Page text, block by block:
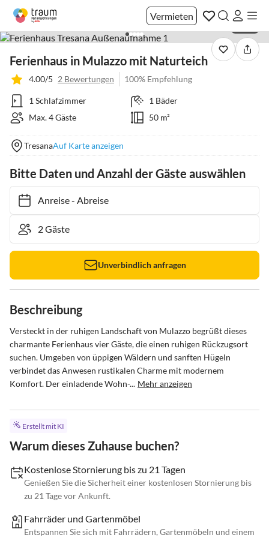
Vermieten
Ferienhaus in Mulazzo mit Naturteich
4.00/5 2 Bewertungen 100% Empfehlung
1 Schlafzimmer
1 Bäder
Max. 4 Gäste
50 m²
TresanaAuf Karte anzeigen
Bitte Daten und Anzahl der Gäste auswählen
Anreise- Abreise
Unverbindlich anfragen
Beschreibung
Versteckt in der ruhigen Landschaft von Mulazzo begrüßt dieses
charmante Ferienhaus vier Gäste, die einen ruhigen Rückzugsort
suchen. Umgeben von üppigen Wäldern und sanften Hügeln
verbindet das Anwesen rustikalen Charme mit modernem
Komfort. Der einladende Wohn-... Mehr anzeigen
Erstellt mit KI
Warum dieses Zuhause buchen?
Kostenlose Stornierung bis zu 21 Tagen
Genießen Sie die Sicherheit einer kostenlosen Stornierung bis
zu 21 Tage vor Ankunft.
Fahrräder und Gartenmöbel
Entspannen Sie sich mit Fahrrädern, Gartenmöbeln und einem